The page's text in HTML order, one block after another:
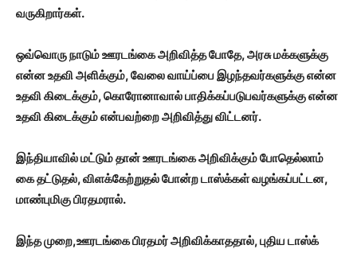
வருகிறார்கள்.
ஒவ்வொரு நாடும் ஊரடங்கை அறிவித்த போதே, அரசு மக்களுக்கு
என்ன உதவி அளிக்கும், வேலை வாய்ப்பை இழந்தவர்களுக்கு என்ன
உதவி கிடைக்கும், கொரோனாவால் பாதிக்கப்படுபவர்களுக்கு என்ன
உதவி கிடைக்கும் என்பவற்றை அறிவித்து விட்டனர்.
இந்தியாவில் மட்டும் தான் ஊரடங்கை அறிவிக்கும் போதெல்லாம்
கை தட்டுதல், விளக்கேற்றுதல் போன்ற டாஸ்க்கள் வழங்கப்பட்டன,
மாண்புமிகு பிரதமரால்.
இந்த முறை,ஊரடங்கை பிரதமர் அறிவிக்காததால், புதிய டாஸ்க்